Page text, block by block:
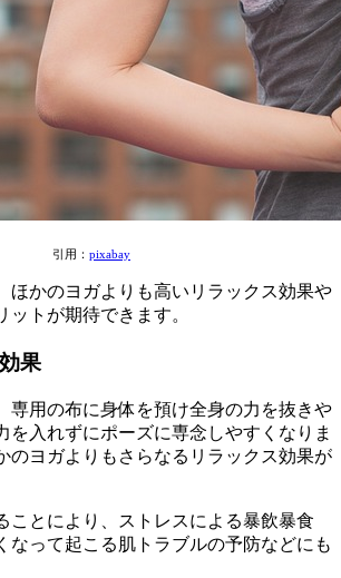
引用： pixabay
ほかのヨガよりも高いリラックス効果や
ットが期待できます。
果
専用の布に身体を預け全身の力を抜きや
を入れずにポーズに専念しやすくなりま
のヨガよりもさらなるリラックス効果が
ことにより、
ストレスによる暴飲暴食
なって起こる肌トラブルの予防などにも